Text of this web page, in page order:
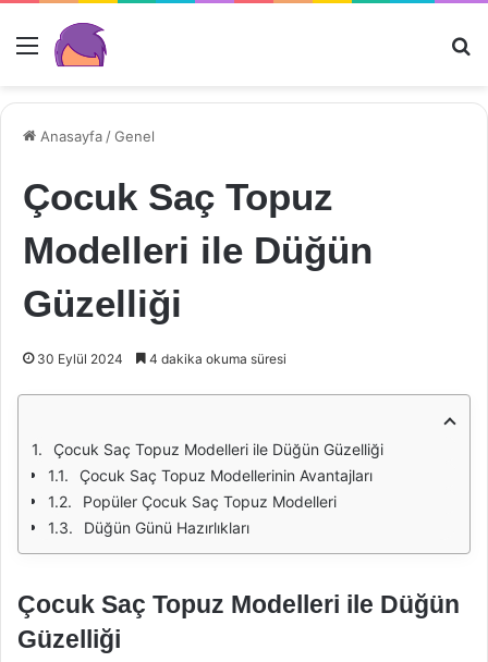
Menü
Anasayfa /Genel
Çocuk Saç Topuz
Modelleri ile Düğün
Güzelliği
30 Eylül 2024 4 dakika okuma süresi
Çocuk Saç Topuz Modelleri ile Düğün Güzelliği
Çocuk Saç Topuz Modellerinin Avantajları
Popüler Çocuk Saç Topuz Modelleri
Düğün Günü Hazırlıkları
Çocuk Saç Topuz Modelleri ile Düğün
Güzelliği